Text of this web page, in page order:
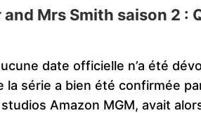
Mrs Smith saison 2 :
date officielle n’a été
la série a bien été confirmée
Amazon MGM, avait